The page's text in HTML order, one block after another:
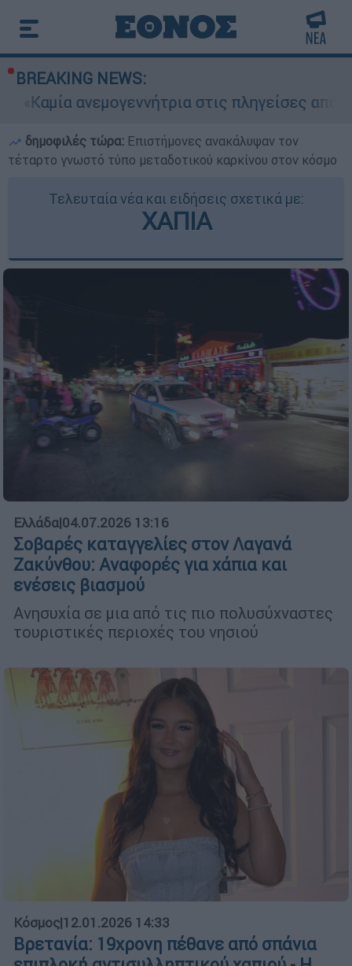
BREAKING NEWS:
στις πληγείσες από τις πυρκαγιές
δημοφιλές τώρα: Επιστήμονες ανακάλυψαν τον
τέταρτο γνωστό τύπο μεταδοτικού καρκίνου στον κόσμο
Τελευταία νέα και ειδήσεις σχετικά με:
ΧΑΠΙΑ
Ελλάδα|04.07.2026 13:16
Σοβαρές καταγγελίες στον Λαγανά
Ζακύνθου: Αναφορές για χάπια και
ενέσεις βιασμού
Ανησυχία σε μια από τις πιο πολυσύχναστες
τουριστικές περιοχές του νησιού
Κόσμος|12.01.2026 14:33
Βρετανία: 19χρονη πέθανε από σπάνια